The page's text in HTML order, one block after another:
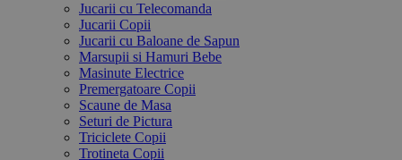
Jucarii cu Telecomanda
Jucarii Copii
Jucarii cu Baloane de Sapun
Marsupii si Hamuri Bebe
Masinute Electrice
Premergatoare Copii
Scaune de Masa
Seturi de Pictura
Triciclete Copii
Trotineta Copii